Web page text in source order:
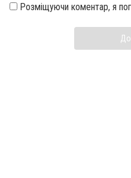
Розміщуючи коментар, я